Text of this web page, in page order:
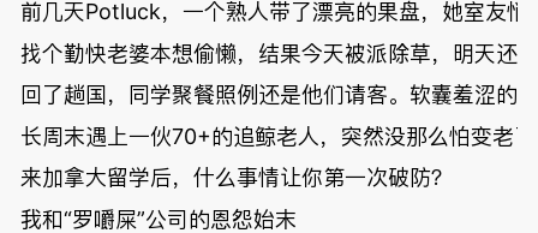
前几天Potluck，一个熟人带了漂亮的果盘，她室友悄
找个勤快老婆本想偷懒，结果今天被派除草，明天还
回了趟国，同学聚餐照例还是他们请客。软囊羞涩的
长周末遇上一伙70+的追鲸老人，突然没那么怕变老了
来加拿大留学后，什么事情让你第一次破防？
我和“罗嚼屎”公司的恩怨始末